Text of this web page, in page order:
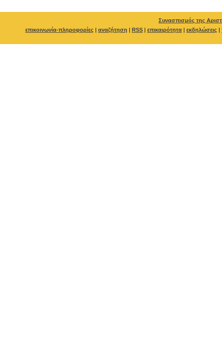
Συνασπισμός της
επικοινωνία-πληροφορίες | αναζήτηση | RSS | επικαιρότητα | εκδηλώσεις |